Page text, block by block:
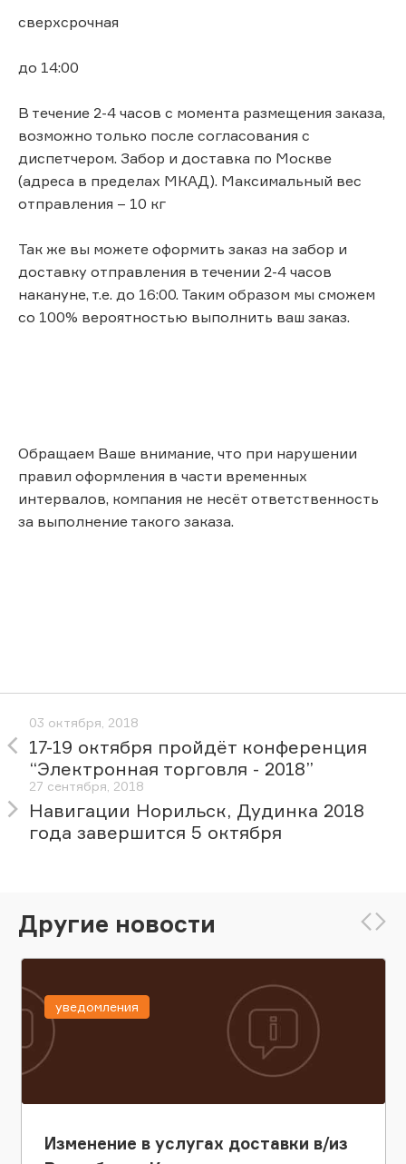
сверхсрочная
до 14:00
В течение 2-4 часов с момента размещения заказа,
возможно только после согласования с
диспетчером. Забор и доставка по Москве
(адреса в пределах МКАД). Максимальный вес
отправления – 10 кг
Так же вы можете оформить заказ на забор и
доставку отправления в течении 2-4 часов
накануне, т.е. до 16:00. Таким образом мы сможем
со 100% вероятностью выполнить ваш заказ.
Обращаем Ваше внимание, что при нарушении
правил оформления в части временных
интервалов, компания не несёт ответственность
за выполнение такого заказа.
03 октября, 2018
17-19 октября пройдёт конференция
“Электронная торговля - 2018”
27 сентября, 2018
Навигации Норильск, Дудинка 2018
года завершится 5 октября
Другие новости
Изменение в услугах доставки в/из
уведомления